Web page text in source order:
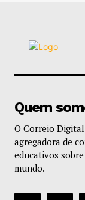
Quem
O Correio
agregadora de
educativos
mundo.